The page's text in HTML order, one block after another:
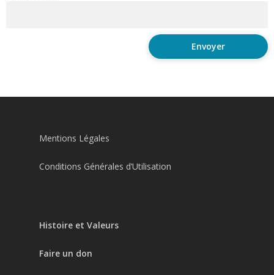
Mentions Légales
Conditions Générales d’Utilisation
Histoire et Valeurs
Faire un don